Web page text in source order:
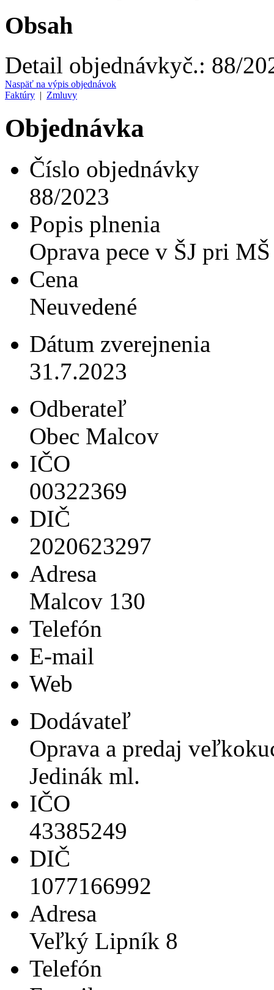
Obsah
Detail objednávkyč.: 88/
Naspäť na výpis objednávok
Faktúry | Zmluvy
Objednávka
Číslo objednávky
88/2023
Popis plnenia
Oprava pece v ŠJ pri MŠ
Cena
Neuvedené
Dátum zverejnenia
31.7.2023
Odberateľ
Obec Malcov
IČO
00322369
DIČ
2020623297
Adresa
Malcov 130
Telefón
E-mail
Web
Dodávateľ
Oprava a predaj
Jedinák ml.
IČO
43385249
DIČ
1077166992
Adresa
Veľký Lipník 8
Telefón